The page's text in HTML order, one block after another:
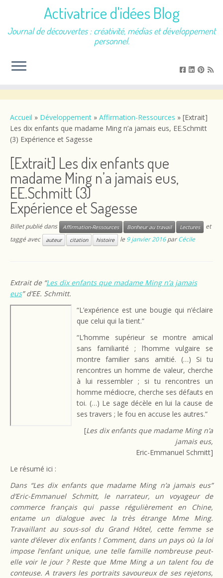
contenu
Activatrice d'idées Blog
Journal de découvertes : créativité, médias et développement
personnel.
Accueil » Développement » Affirmation-Ressources » [Extrait]
Les dix enfants que madame Ming n’a jamais eus, EE.Schmitt
(3) Expérience et Sagesse
[Extrait] Les dix enfants que
madame Ming n’a jamais eus,
EE.Schmitt (3)
Expérience et Sagesse
Billet publié dans Affirmation-Ressources Bonheur au travail Lectures
et
taggé avec
auteur citation histoire le 9 janvier 2016 parCécile
Extrait de “Les dix enfants que madame Ming n’a jamais
eus” d’EE. Schmitt.
“L’expérience est une bougie qui n’éclaire
que celui qui la tient.”
“L’homme supérieur se montre amical
sans familiarité ; l’homme vulgaire se
montre familier sans amitié. (…) Si tu
rencontres un homme de valeur, cherche
à lui ressembler ; si tu rencontres un
homme médiocre, cherche ses défauts en
toi. (…) Le sage décèle en lui la cause de
ses travers ; le fou en accuse les autres.”
[Les dix enfants que madame Ming n’a
jamais eus,
Eric-Emmanuel Schmitt]
Le résumé ici :
Dans “Les dix enfants que madame Ming n’a jamais eus”
d’Eric-Emmanuel Schmitt, le narrateur, un voyageur de
commerce français qui passe régulièrement en Chine,
entame un dialogue avec la très étrange Mme Ming.
Travaillant au sous-sol du Grand Hôtel, cette femme se
vante d’élever dix enfants ! Comment, dans un pays où la loi
impose l’enfant unique, une telle famille nombreuse peut-
elle voir le jour ? Reste que Mme Ming a un talent fou de
conteuse. A travers les portraits savoureux de ses rejetons,